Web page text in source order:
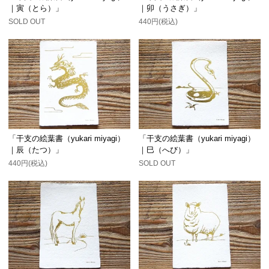
｜寅（とら）」
SOLD OUT
｜卯（うさぎ）」
440円(税込)
「干支の絵葉書（yukari miyagi）
｜辰（たつ）」
440円(税込)
「干支の絵葉書（yukari miyagi）
｜巳（へび）」
SOLD OUT